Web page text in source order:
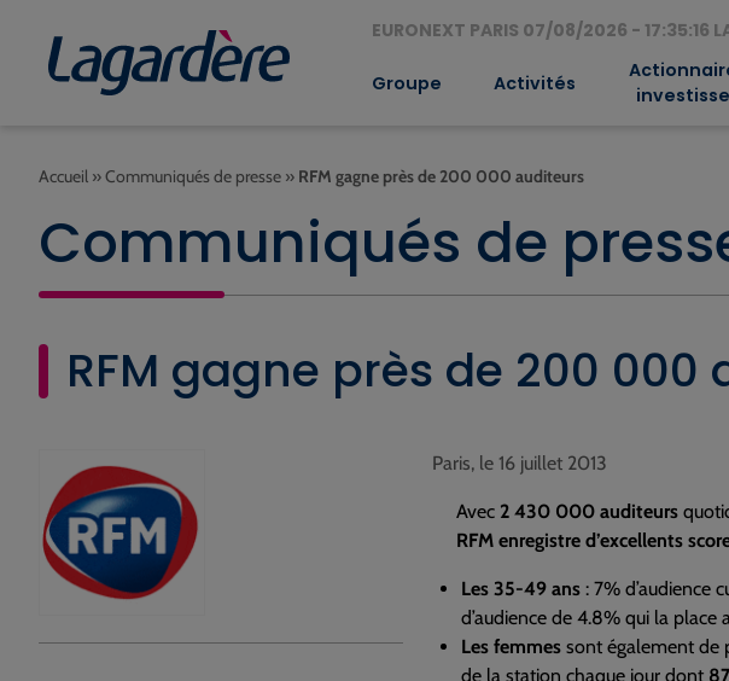
EURONEXT PARIS 07/08/2026 - 17:35:16
Groupe Activités
Accueil »Communiqués de presse » RFM gagne près de 200 000 auditeurs
Communiqués de
RFM gagne près de 200 000
Paris, le 16 juillet 2013
Avec 2 430 000 auditeurs
RFM enregistre d’excellents
Les 35-49 ans : 7% d’audience
d’audience de 4.8% qui la place
Les femmes sont également de
de la station chaque jour dont